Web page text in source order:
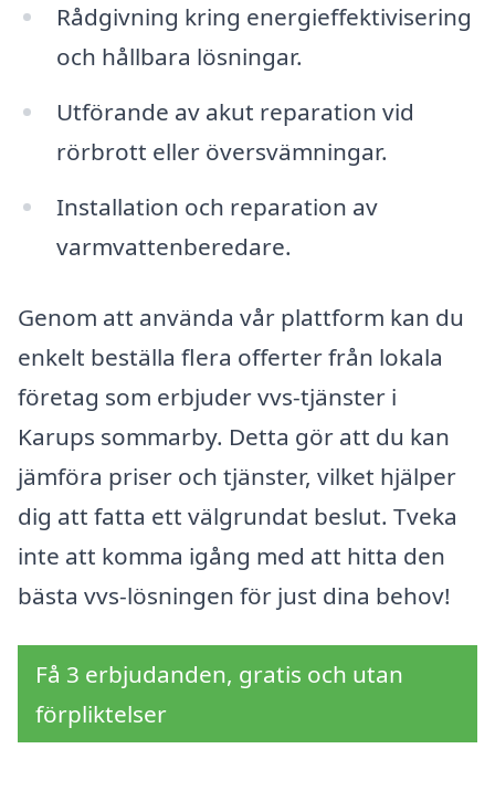
Rådgivning kring energieffektivisering
och hållbara lösningar.
Utförande av akut reparation vid
rörbrott eller översvämningar.
Installation och reparation av
varmvattenberedare.
Genom att använda vår plattform kan du
enkelt beställa flera offerter från lokala
företag som erbjuder vvs-tjänster i
Karups sommarby. Detta gör att du kan
jämföra priser och tjänster, vilket hjälper
dig att fatta ett välgrundat beslut. Tveka
inte att komma igång med att hitta den
bästa vvs-lösningen för just dina behov!
Få 3 erbjudanden, gratis och utan
förpliktelser